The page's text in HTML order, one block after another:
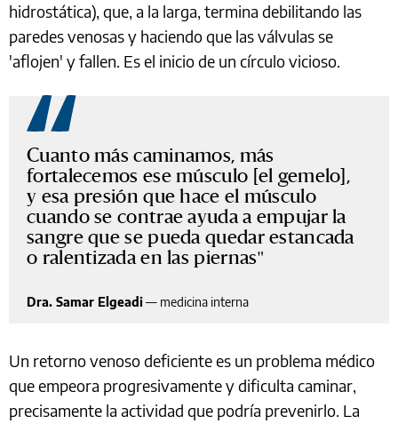
hidrostática), que, a la larga, termina debilitando las
paredes venosas y haciendo que las válvulas se
'aflojen' y fallen. Es el inicio de un círculo vicioso.
Cuanto más caminamos, más
fortalecemos ese músculo [el gemelo],
y esa presión que hace el músculo
cuando se contrae ayuda a empujar la
sangre que se pueda quedar estancada
o ralentizada en las piernas
Dra. Samar Elgeadi— medicina interna
Un retorno venoso deficiente es un problema médico
que empeora progresivamente y dificulta caminar,
precisamente la actividad que podría prevenirlo. La